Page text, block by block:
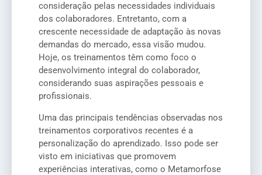
consideração pelas necessidades individuais
dos colaboradores. Entretanto, com a
crescente necessidade de adaptação às novas
demandas do mercado, essa visão mudou.
Hoje, os treinamentos têm como foco o
desenvolvimento integral do colaborador,
considerando suas aspirações pessoais e
profissionais.
Uma das principais tendências observadas nos
treinamentos corporativos recentes é a
personalização do aprendizado. Isso pode ser
visto em iniciativas que promovem
experiências interativas, como o Metamorfose